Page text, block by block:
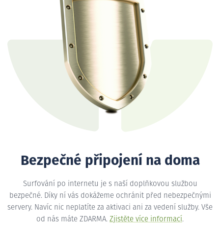
Bezpečné připojení na doma
Surfování po internetu je s naší doplňkovou službou
bezpečné. Díky ní vás dokážeme ochránit před nebezpečnými
servery. Navíc nic neplatíte za aktivaci ani za vedení služby. Vše
od nás máte ZDARMA. Zjistěte více informací.